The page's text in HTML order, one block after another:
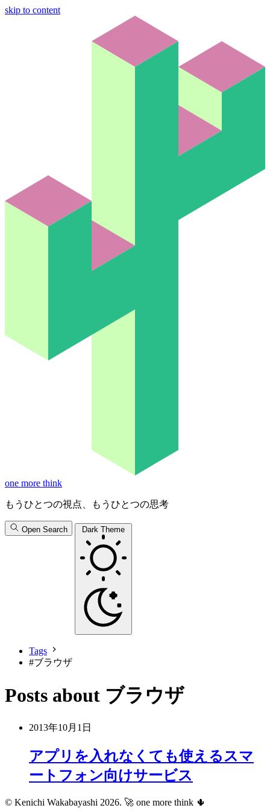
skip to content
one more think
もうひとつの視点、もうひとつの思考
Open Search Dark Theme
Tags
#ブラウザ
Posts about ブラウザ
2013年10月1日
アプリを入れなくても使えるスマ
ートフォン向けサービス
© Kenichi Wakabayashi 2026. 🚀 one more think 🌵